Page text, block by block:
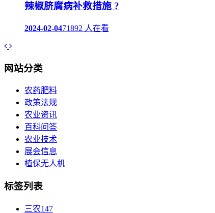
辣椒脐腐病补救措施 ?
2024-02-0471892 人在看
网站分类
农药肥料
政策法规
农业资讯
百科问答
农业技术
展会信息
植保无人机
标签列表
三农147